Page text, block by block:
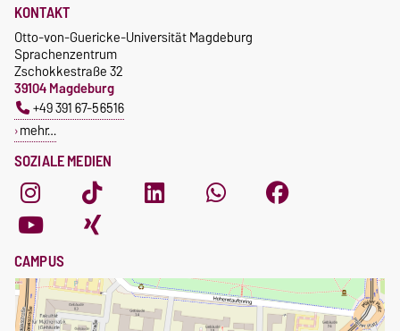
SOZIALE MEDIEN
KONTAKT
Otto-von-Guericke-Universität Magdeburg
Sprachenzentrum
Zschokkestraße 32
39104 Magdeburg
+49 391 67-56516
mehr…
CAMPUS